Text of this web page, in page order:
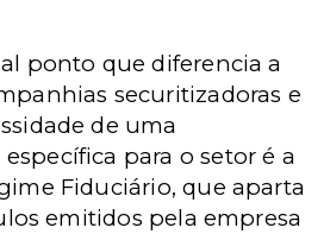
ponto que diferencia a
securitizadoras e
de uma
para o setor é a
Fiduciário, que aparta
emitidos pela empresa